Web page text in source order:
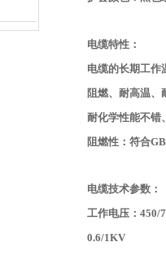
电缆特性：
电缆的长期工
阻燃、耐高温、
耐化学性能不错
阻燃性：符合
电缆技术参数：
工作电压：
0.6/1KV